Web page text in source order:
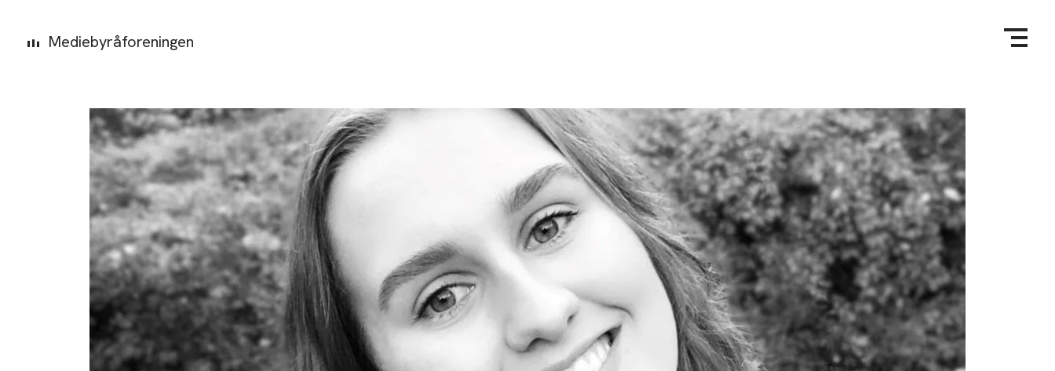
Mediebyråforeningen